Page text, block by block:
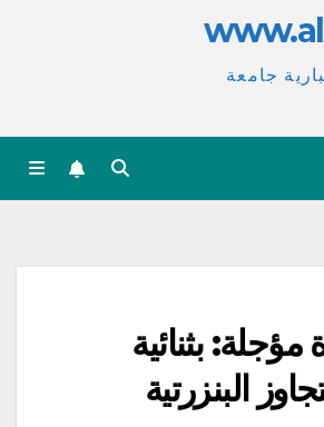
جامعة
مؤجلة: بثنائية
البنزرتية